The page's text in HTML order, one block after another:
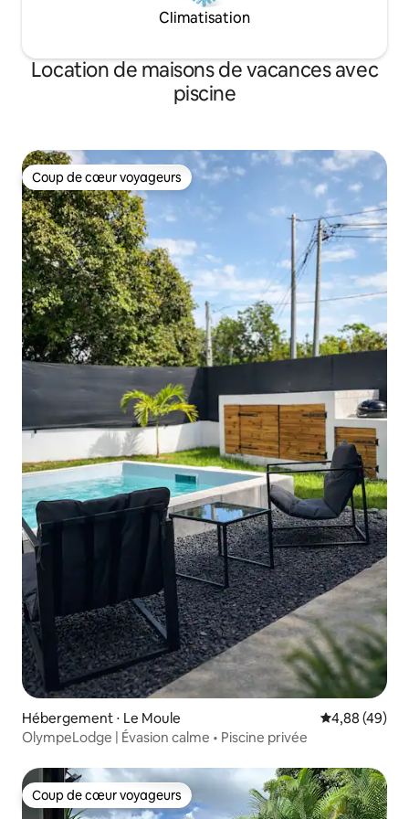
Climatisation
Location de maisons de vacances avec
piscine
Coup de cœur voyageurs
Coup de cœur voyageurs
Hébergement ⋅ Le Moule Évaluation
4,88 (49)
OlympeLodge | Évasion calme • Piscine privée
Coup de cœur voyageurs
Coup de cœur voyageurs